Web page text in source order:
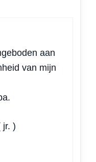
aan
van mijn
jr. )